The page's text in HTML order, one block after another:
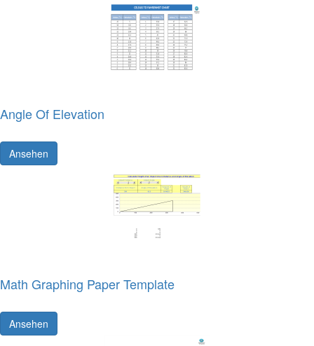
Angle Of Elevation
Ansehen
Math Graphing Paper Template
Ansehen